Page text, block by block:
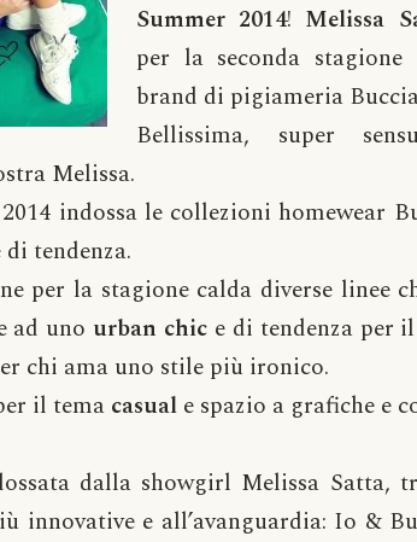
Summer 2014! Melissa
per la seconda
brand di pigiameria
Bellissima, super
Melissa.
indossa le collezioni homewear
tendenza.
per la stagione calda diverse linee
ad uno urban chic e di tendenza per
chi ama uno stile più ironico.
il tema casual e spazio a grafiche e
dalla showgirl Melissa Satta,
innovative e all’avanguardia: Io &